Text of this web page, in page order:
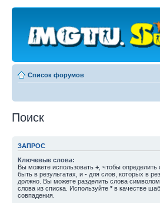
Список форумов
Поиск
ЗАПРОС
Ключевые слова:
Вы можете использовать + , чтобы
быть в результатах, и - для слов, которых в
должно. Вы можете разделить слова символом
слова из списка. Используйте * в качестве
совпадения.